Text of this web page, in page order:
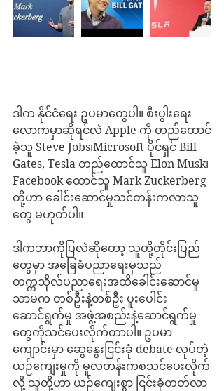
ဒါက နိုင်ငံရေး ဥပမာတွေပါ။ စီးပွါးရေး
လောကမှာဆိုရင်လဲ Apple ကို တည်ထောင်
ခဲ့သူ Steve Jobs၊Microsoft ပိုင်ရှင် Bill
Gates, Tesla တည်ထောင်သူ Elon Musk၊
Facebook ထောင်သူ Mark Zuckerberg
တို့ဟာ ခေါင်းဆောင်မှုသင်တန်းကလာသူ
တွေ မဟုတ်ပါ။
ဒါကဘာကိုပြလဲဆိုတော့ သူတို့တိုင်းပြည်
တွေမှာ အခြေခံပညာရေးမှသည်
တက္ကသိုလ်ပညာရေးအထိခေါင်းဆောင်မှု
သာမက တစ်ဦးနဲ့တစ်ဦး ပူးပေါင်း
ဆောင်ရွက်မှု အဖွဲ့အစည်းနဲ့ဆောင်ရွက်မှု
တွေကိုသင်ပေးလိုက်တာပါ။ ဥပမာ
ကျောင်းမှာ ဆွေနွေးငြင်းခုံ debate လုပ်တဲ့
ယဉ်ကျေးမှုကို မူလတန်းကစသင်ပေးလိုက်
လို့ သူတို့ဟာ ယဉ်ကျေးစွာ ငြင်းခုံတတ်လာ